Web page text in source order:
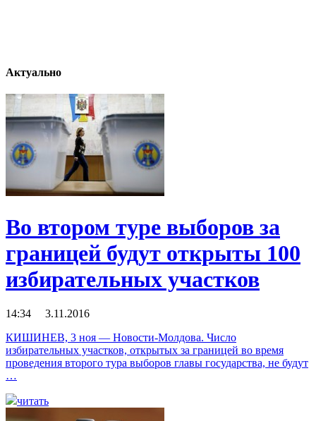
Актуально
Во втором туре выборов за
границей будут открыты 100
избирательных участков
14:34 3.11.2016
КИШИНЕВ, 3 ноя — Новости-Молдова. Число
избирательных участков, открытых за границей во время
проведения второго тура выборов главы государства, не будут
…
читать